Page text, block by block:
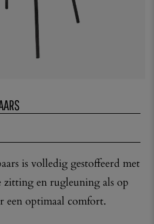
is volledig gestoffeerd met
zitting en rugleuning als op
een optimaal comfort.